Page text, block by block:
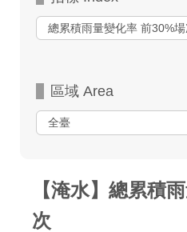
區域 Area
【淹水】總累積
次